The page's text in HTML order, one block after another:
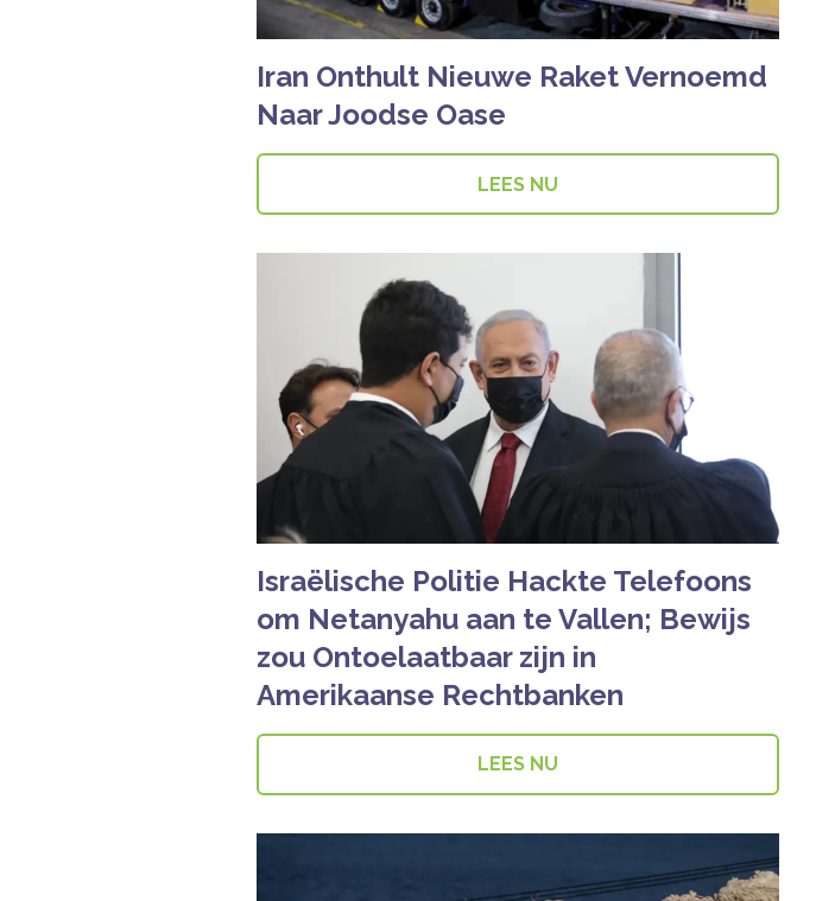
Iran Onthult Nieuwe Raket Vernoemd
Naar Joodse Oase
LEES NU
Israëlische Politie Hackte Telefoons
om Netanyahu aan te Vallen; Bewijs
zou Ontoelaatbaar zijn in
Amerikaanse Rechtbanken
LEES NU